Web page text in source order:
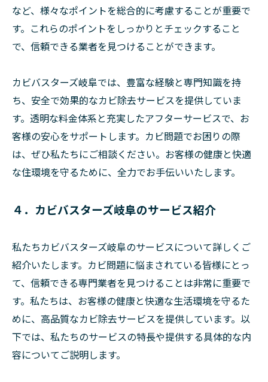
など、様々なポイントを総合的に考慮することが重要で
す。これらのポイントをしっかりとチェックすること
で、信頼できる業者を見つけることができます。
カビバスターズ岐阜では、豊富な経験と専門知識を持
ち、安全で効果的なカビ除去サービスを提供していま
す。透明な料金体系と充実したアフターサービスで、お
客様の安心をサポートします。カビ問題でお困りの際
は、ぜひ私たちにご相談ください。お客様の健康と快適
な住環境を守るために、全力でお手伝いいたします。
４．カビバスターズ岐阜のサービス紹介
私たちカビバスターズ岐阜のサービスについて詳しくご
紹介いたします。カビ問題に悩まされている皆様にとっ
て、信頼できる専門業者を見つけることは非常に重要で
す。私たちは、お客様の健康と快適な生活環境を守るた
めに、高品質なカビ除去サービスを提供しています。以
下では、私たちのサービスの特長や提供する具体的な内
容についてご説明します。